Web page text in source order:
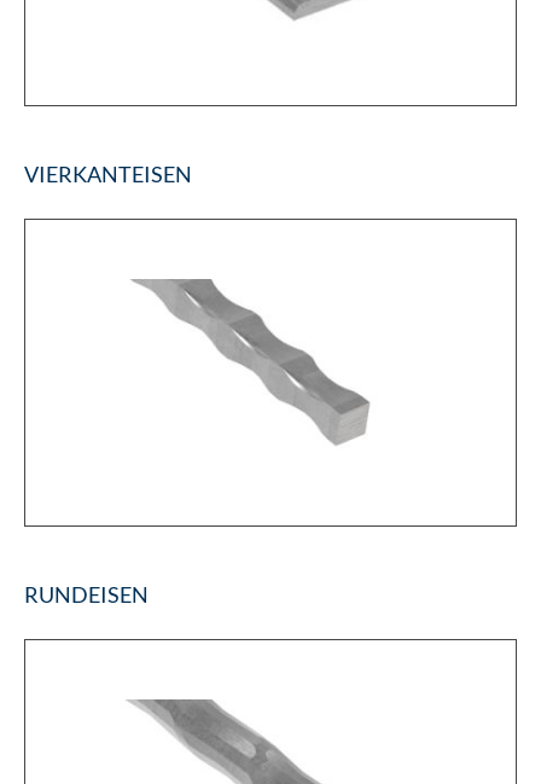
VIERKANTEISEN
RUNDEISEN